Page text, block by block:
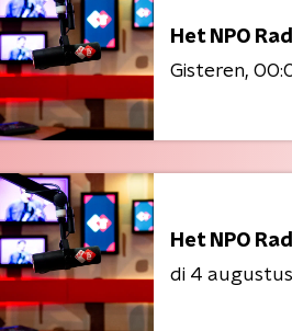
Het NPO
Gisteren
Het NPO
di 4 augustus